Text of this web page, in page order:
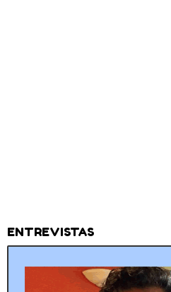
ENTREVISTAS